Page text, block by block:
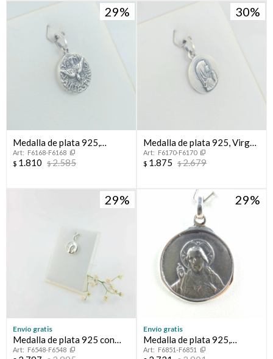
29
Medalla de plata 925,
Espíritu Santo de 26 mm.
F6168-F6168
$ 1.810 $2.585
30
Medalla de plata 925, Virgen
Niña.F6170-F6170
$ 1.875 $2.679
29
Envío gratis
Medalla de plata 925 con
nácar. Virgen niña.
F6548-F6548
29
Envío gratis
Medalla de plata 925,
escapulario, (Sagrado
F6851-F6851